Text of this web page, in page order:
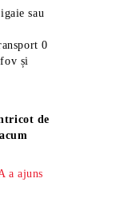
sau
0
și
de
a ajuns